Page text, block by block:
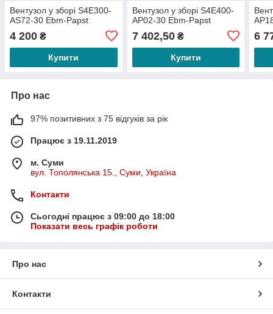
Вентузол у зборі S4E300-
AS72-30 Ebm-Papst
4 200 ₴
Купити
Вентузол у зборі S4E400-
AP02-30 Ebm-Papst
7 402,50₴
Купити
6
Про нас
97% позитивних з 75 відгуків за рік
Працює з 19.11.2019
м. Суми
вул. Тополянська 15., Суми, Україна
Контакти
Сьогодні працює з 09:00 до 18:00
Показати весь графік роботи
Про нас
Контакти